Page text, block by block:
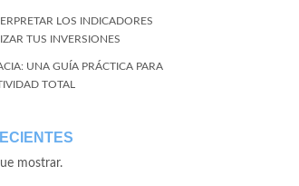
LOS INDICADORES
TUS INVERSIONES
UNA GUÍA PRÁCTICA PARA
TOTAL
mostrar.